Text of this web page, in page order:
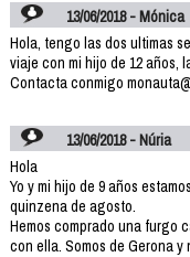
13/06/2018 - Mónica
Hola, tengo las dos ultimas
viaje con mi hijo de 12 años,
Contacta conmigo
13/06/2018 - Núria
Hola
Yo y mi hijo de 9 años
quinzena de agosto.
Hemos comprado una furgo
con ella. Somos de Gerona